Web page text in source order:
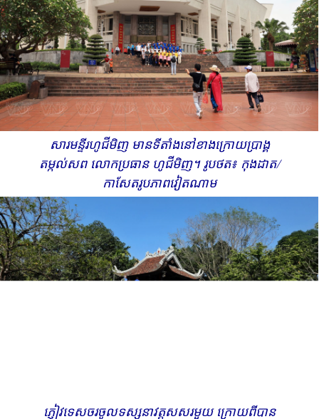
Trung Hiep)កំពុង​ត្រៀម​ខ្លួន​ហោះ​ទៅកាន់​ទីក្រុង​
ហាណូយ​ជាមួយយើងខ្ញុំ​ ដើម្បីចូលរួម​ទស្សនា​
កាលៈទេសៈ​ប្រវត្តិសាស្ត្រ​នៃ​ពិធី​ព្យុហយាត្រា​យោធា
អបអរ​​សាទរ​ខួបលើក​ទី៨០ឆ្នាំ នៃបដិវត្តន៍​ខែសីហា និង​
ទិវាបុណ្យឯករាជ្យជាតិ ថ្ងៃទី​២ ខែកញ្ញា នា​ពេល​ខាង​
មុខ៕